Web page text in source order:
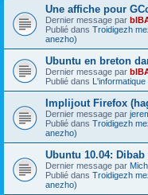
Une affiche pour
Dernier message par
Publié dans Troidigezh
anezho)
Ubuntu en breton
Dernier message par
Publié dans
Implijout Firefox
Dernier message par
Publié dans Troidigezh
anezho)
Ubuntu 10.04:
Dernier message par
Publié dans Troidigezh
anezho)